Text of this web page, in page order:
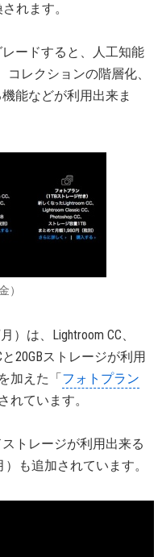
れます。
ードすると、人工知能
コレクションの階層化、
能などが利用出来ま
）
）は、Lightroom CC、
と20GBストレージが利用
加えた「フォトプラン
れています。
ストレージが利用出来る
）も追加されています。